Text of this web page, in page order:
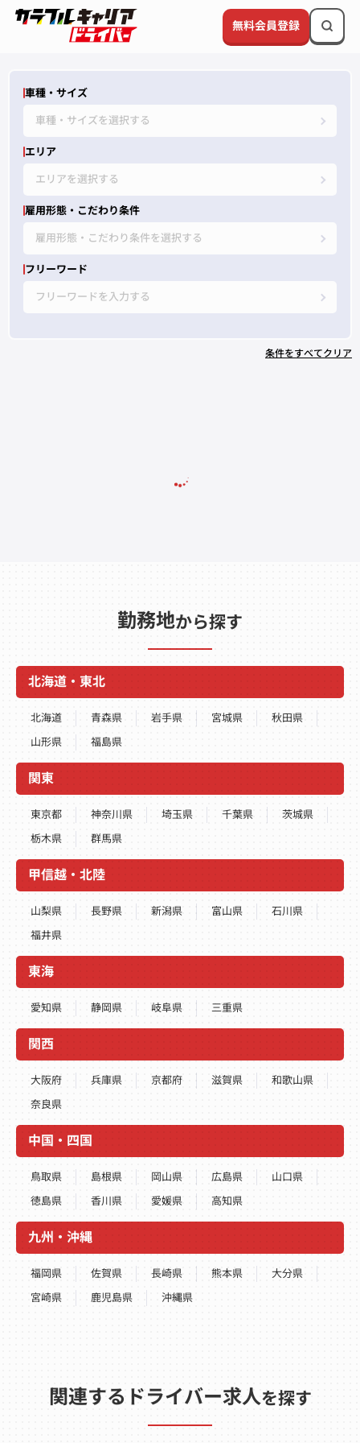
無料会員登録
車種・サイズ
車種・サイズを選択する
エリア
エリアを選択する
雇用形態・こだわり条件
雇用形態・こだわり条件を選択する
フリーワード
フリーワードを入力する
条件をすべてクリア
勤務地から探す
北海道・東北
北海道 青森県 岩手県 宮城県
秋田県
山形県
福島県
関東
東京都 神奈川県 埼玉県 千葉県
茨城県
栃木県
群馬県
甲信越・北陸
山梨県 長野県 新潟県 富山県
石川県
福井県
東海
愛知県 静岡県 岐阜県 三重県
関西
大阪府 兵庫県 京都府 滋賀県
和歌山県
奈良県
中国・四国
鳥取県 島根県 岡山県 広島県
山口県
徳島県
香川県 愛媛県 高知県
九州・沖縄
福岡県 佐賀県 長崎県 熊本県
大分県
宮崎県
鹿児島県 沖縄県
関連するドライバー求人を探す